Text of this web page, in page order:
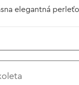
elegantná